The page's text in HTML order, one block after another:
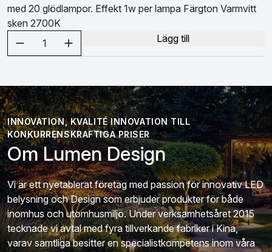
med 20 glödlampor. Effekt 1w per lampa Färgton Varmvitt
sken 2700K
Välj antal1 Lägg till
INNOVATION, KVALITÉ INNOVATION TILL
KONKURRENSKRAFTIGA PRISER
Om Lumen Design
Vi är ett nyetablerat företag med passion för innovativ LED
belysning och Design som erbjuder produkter för både
inomhus och utomhusmiljö. Under verksamhetsåret 2015
tecknade vi avtal med fyra tillverkande fabriker i Kina,
varav samtliga besitter en specialistkompetens inom våra